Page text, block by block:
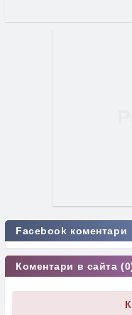
Facebook коментари
Коментари в сайта